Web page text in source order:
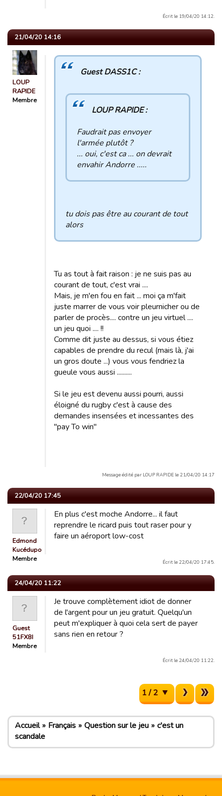
Écrit le 19/04/20 14:12.
21/04/20 14:16
LOUP
RAPIDE
Membre
Guest DASS1C :
LOUP RAPIDE :
Faudrait pas envoyer
l'armée plutôt ?
... oui, c'est ca ... on devrait
envahir Andorre .....
tu dois pas être au courant de tout
alors
Tu as tout à fait raison : je ne suis pas au
courant de tout, c'est vrai ....
Mais, je m'en fou en fait ... moi ça m'fait
juste marrer de vous voir pleurnicher ou de
parler de procès.... contre un jeu virtuel ....
un jeu quoi .... !!
Comme dit juste au dessus, si vous étiez
capables de prendre du recul (mais là, j'ai
un gros doute ...) vous vous fendriez la
gueule vous aussi ..........
Si le jeu est devenu aussi pourri, aussi
éloigné du rugby c'est à cause des
demandes insensées et incessantes des
"pay To win"
Message édité par LOUP RAPIDE le 21/04/20 14:17
22/04/20 17:45
Edmond
Kucédupoulay
Membre
En plus c'est moche Andorre... il faut
reprendre le ricard puis tout raser pour y
faire un aéroport low-cost
Écrit le 22/04/20 17:45.
24/04/20 11:22
Guest
51FX8I
Membre
Je trouve complètement idiot de donner
de l'argent pour un jeu gratuit. Quelqu'un
peut m'expliquer à quoi cela sert de payer
sans rien en retour ?
Écrit le 24/04/20 11:22.
1 / 2
Accueil Français Question sur le jeu
c'est un
scandale